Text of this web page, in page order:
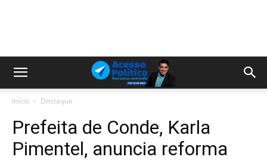
Início Destaque
Prefeita de Conde, Karla
Pimentel, anuncia reforma